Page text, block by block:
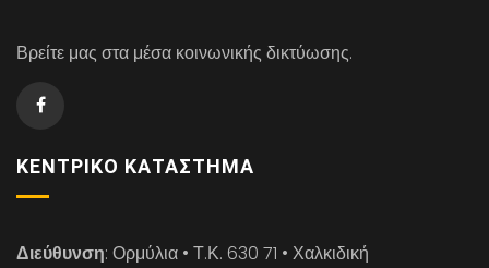
Βρείτε μας στα μέσα κοινωνικής δικτύωσης.
ΚΕΝΤΡΙΚΌ ΚΑΤΆΣΤΗΜΑ
Διεύθυνση: Ορμύλια • Τ.Κ. 630 71 • Χαλκιδική